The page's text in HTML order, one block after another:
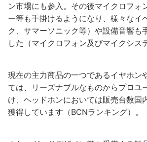
ン市場にも参入。その後マイクロフォ
ー等も手掛けるようになり、様々なイ
ク、サマーソニック等）や設備音響も
した（マイクロフォン及びマイクシス
現在の主力商品の一つであるイヤホン
ては、リーズナブルなものからプロユ
け、ヘッドホンにおいては販売台数国
獲得しています（BCNランキング）。